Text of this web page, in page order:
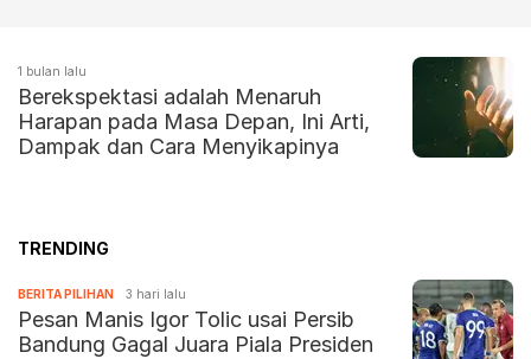
1 bulan lalu
Berekspektasi adalah Menaruh
Harapan pada Masa Depan, Ini Arti,
Dampak dan Cara Menyikapinya
TRENDING
BERITA PILIHAN 3 hari lalu
Pesan Manis Igor Tolic usai Persib
Bandung Gagal Juara Piala Presiden